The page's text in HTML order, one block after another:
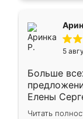
5
Больше
Елены
короткие
Читать